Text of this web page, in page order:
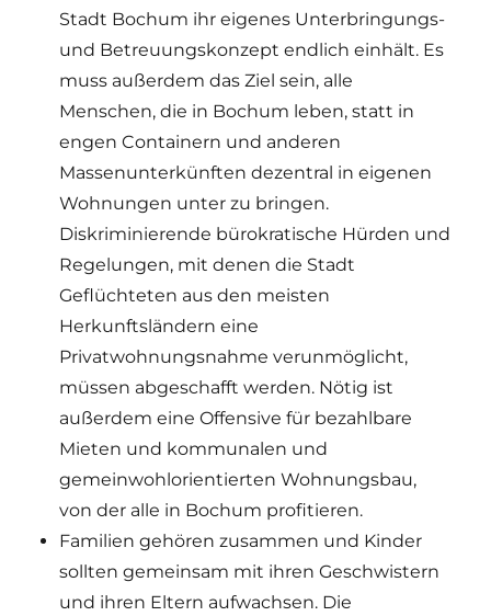
Stadt Bochum ihr eigenes Unterbringungs-
und Betreuungskonzept endlich einhält. Es
muss außerdem das Ziel sein, alle
Menschen, die in Bochum leben, statt in
engen Containern und anderen
Massenunterkünften dezentral in eigenen
Wohnungen unter zu bringen.
Diskriminierende bürokratische Hürden und
Regelungen, mit denen die Stadt
Geflüchteten aus den meisten
Herkunftsländern eine
Privatwohnungsnahme verunmöglicht,
müssen abgeschafft werden. Nötig ist
außerdem eine Offensive für bezahlbare
Mieten und kommunalen und
gemeinwohlorientierten Wohnungsbau,
von der alle in Bochum profitieren.
Familien gehören zusammen und Kinder
sollten gemeinsam mit ihren Geschwistern
und ihren Eltern aufwachsen. Die